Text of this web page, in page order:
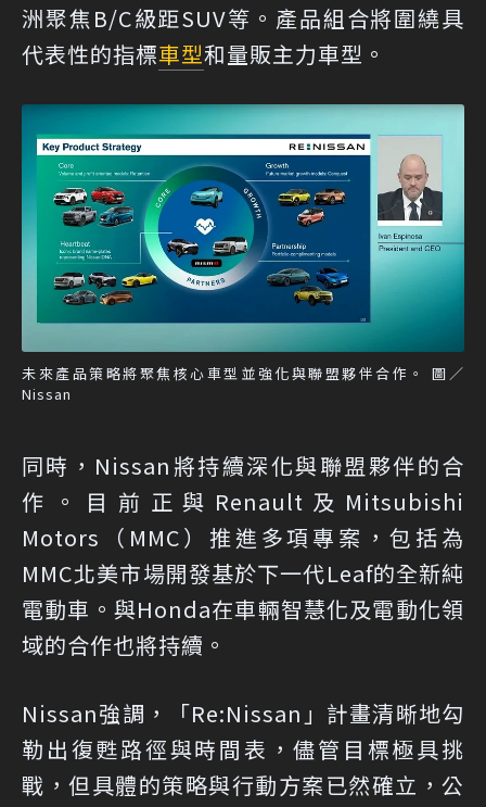
洲聚焦B/C級距SUV等。產品組合將圍繞具
代表性的指標車型和量販主力車型。
未來產品策略將聚焦核心車型並強化與聯盟夥伴合作。 圖／
Nissan
同時，Nissan將持續深化與聯盟夥伴的合
作。目前正與Renault及Mitsubishi
Motors（MMC）推進多項專案，包括為
MMC北美市場開發基於下一代Leaf的全新純
電動車。與Honda在車輛智慧化及電動化領
域的合作也將持續。
Nissan強調，「Re:Nissan」計畫清晰地勾
勒出復甦路徑與時間表，儘管目標極具挑
戰，但具體的策略與行動方案已然確立，公